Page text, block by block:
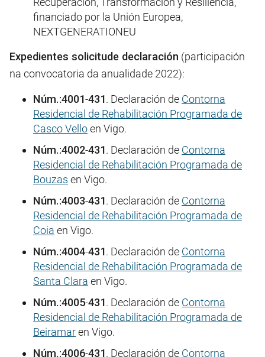
financiado por la Unión Europea,
NEXTGENERATIONEU
Expedientes solicitude declaración (participación
na convocatoria da anualidade 2022):
Núm.:4001-431. Declaración de Contorna
Residencial de Rehabilitación Programada de
Casco Velloen Vigo.
Núm.:4002-431. Declaración de Contorna
Residencial de Rehabilitación Programada de
Bouzas en Vigo.
Núm.:4003-431. Declaración de Contorna
Residencial de Rehabilitación Programada de
Coia en Vigo.
Núm.:4004-431. Declaración de Contorna
Residencial de Rehabilitación Programada de
Santa Clara en Vigo.
Núm.:4005-431. Declaración de Contorna
Residencial de Rehabilitación Programada de
Beiramaren Vigo.
Núm.:4006-431. Declaración de Contorna